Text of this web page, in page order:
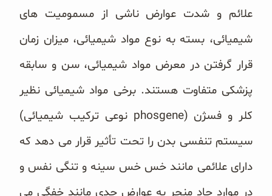
علائم و شدت عوارض ناشی از مسمومیت های
شیمیائی، بسته به نوع مواد شیمیائی، میزان زمان
قرار گرفتن در معرض مواد شیمیائی، سن و سابقه
پزشکی متفاوت هستند. برخی مواد شیمیائی نظیر
کلر و فسژن (phosgene نوعی ترکیب شیمیائی)
سیستم تنفسی بدن را تحت تأثیر قرار می دهد که
دارای علائمی مانند خس خس سینه و تنگی نفس و
در موارد حاد منجر به عوارض جدی مانند خفگی می